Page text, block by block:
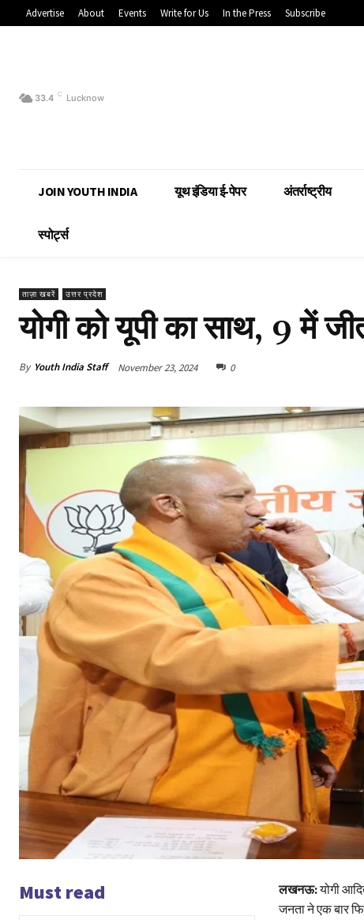
Advertise About Events Write for Us In the Press Subscribe
33.4 C Lucknow
JOIN YOUTH INDIA यूथ इंडिया ई-पेपर अंतर्राष्ट्रीय
स्पोर्ट्स
ताज़ा खबरें उत्तर प्रदेश
योगी को यूपी का साथ, 9 में
By Youth India Staff November 23, 2024 0
Must read लखनऊ:योगी
जनता ने एक बार